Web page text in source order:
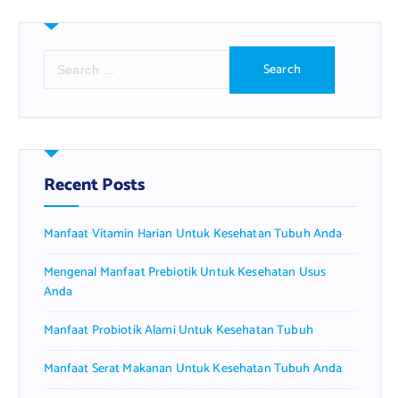
r
h
f
o
:
Recent Posts
Manfaat Vitamin Harian Untuk Kesehatan Tubuh Anda
Mengenal Manfaat Prebiotik Untuk Kesehatan Usus
Anda
Manfaat Probiotik Alami Untuk Kesehatan Tubuh
Manfaat Serat Makanan Untuk Kesehatan Tubuh Anda